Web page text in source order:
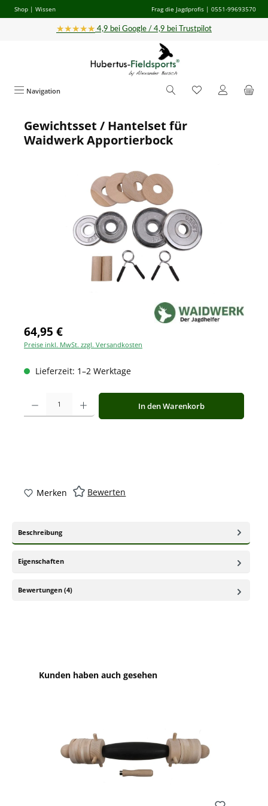
Zum Hauptinhalt springen
Shop | Wissen Frag die Jagdprofis | 0551-99693570
★★★★★ 4,9 bei Google / 4,9 bei Trustpilot
Navigation
Bildergalerie überspringen
Gewichtsset / Hantelset für
Waidwerk Apportierbock
64,95 €
Preise inkl. MwSt. zzgl. Versandkosten
Lieferzeit: 1–2 Werktage
Produkt Anzahl: Gib den gewünschten Wert ein oder benutze die
In den Warenkorb
Merken Bewerten
Beschreibung
Eigenschaften
Bewertungen (4)
Produktgalerie überspringen
Kunden haben auch gesehen